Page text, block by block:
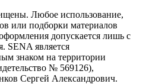
Любое использование,
или подборки материалов
допускается лишь с
SENA является
знаком на территории
№ 569126),
Сергей Александрович.